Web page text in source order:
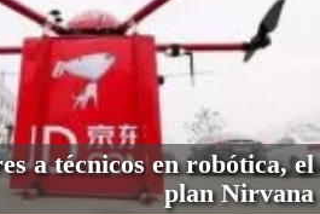
a técnicos en robótica, el
plan Nirvana